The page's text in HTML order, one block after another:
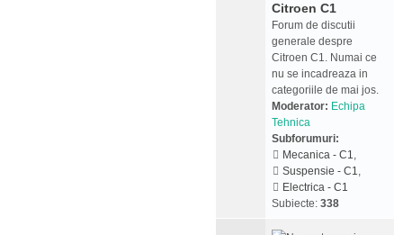
Citroen C1
Forum de discutii
generale despre
Citroen C1. Numai ce
nu se incadreaza in
categoriile de mai jos.
Moderator: Echipa
Tehnica
Subforumuri:
Mecanica - C1,
Suspensie - C1,
Electrica - C1
Subiecte: 338